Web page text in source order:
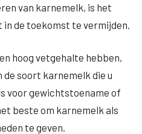
van karnemelk, is het
de toekomst te vermijden.
hoog vetgehalte hebben,
soort karnemelk die u
voor gewichtstoename of
beste om karnemelk als
te geven.